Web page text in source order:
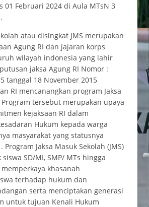
01 Februari 2024 di Aula MTsN 3
atau disingkat JMS merupakan
Agung RI dan jajaran korps
wilayah indonesia yang lahir
jaksa Agung RI Nomor :
tanggal 18 November 2015
RI mencanangkan program Jaksa
Program tersebut merupakan upaya
kejaksaan RI dalam
Hukum kepada warga
masyarakat yang statusnya
Jaksa Masuk Sekolah (JMS)
SD/MI, SMP/ MTs hingga
khasanah
terhadap hukum dan
serta menciptakan generasi
untuk tujuan Kenali Hukum